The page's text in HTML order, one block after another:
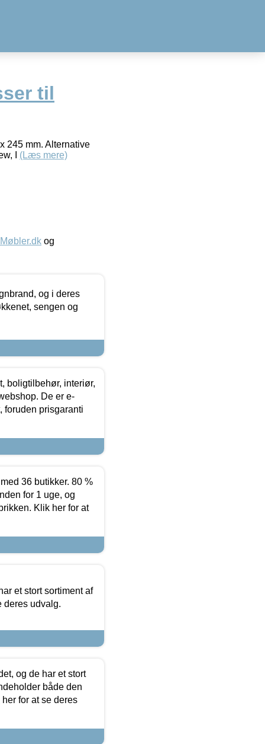
til
245 mm. Alternative
I (Læs mere)
og
og i deres
sengen og
boligtilbehør, interiør,
De er e-
foruden prisgaranti
36 butikker. 80 %
for 1 uge, og
Klik her for at
et stort sortiment af
deres udvalg.
og de har et stort
både den
for at se deres